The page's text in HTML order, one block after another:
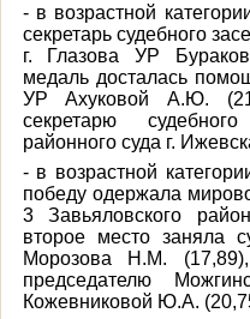
- в возрастной
секретарь судебного
г. Глазова УР
медаль досталась
УР Ахуковой А.Ю.
секретарю
районного суда г.
- в возрастной
победу одержала
3 Завьяловского
второе место заняла
Морозова Н.М.
председателю
Кожевниковой Ю.А.